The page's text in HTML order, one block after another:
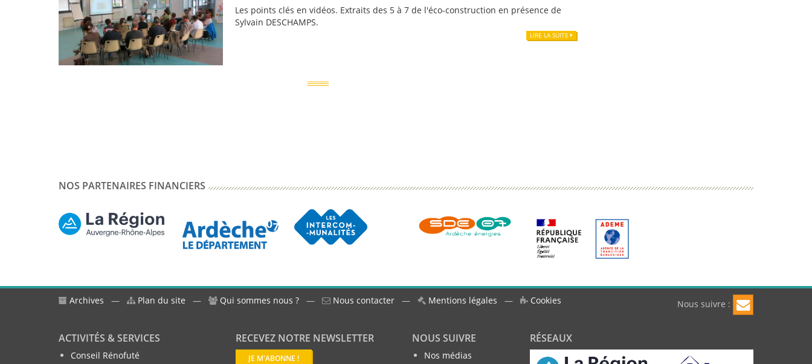
Les points clés en vidéos. Extraits des 5 à 7 de l'éco-construction en présence de
Sylvain DESCHAMPS.
LIRE LA SUITE
NOS PARTENAIRES FINANCIERS
Archives — Plan du site — Qui sommes nous ? — Nous contacter — Mentions légales — Cookies Nous suivre :
ACTIVITÉS & SERVICES
Conseil Rénofuté
RECEVEZ NOTRE NEWSLETTER
JE M'ABONNE !
NOUS SUIVRE
Nos médias
RÉSEAUX